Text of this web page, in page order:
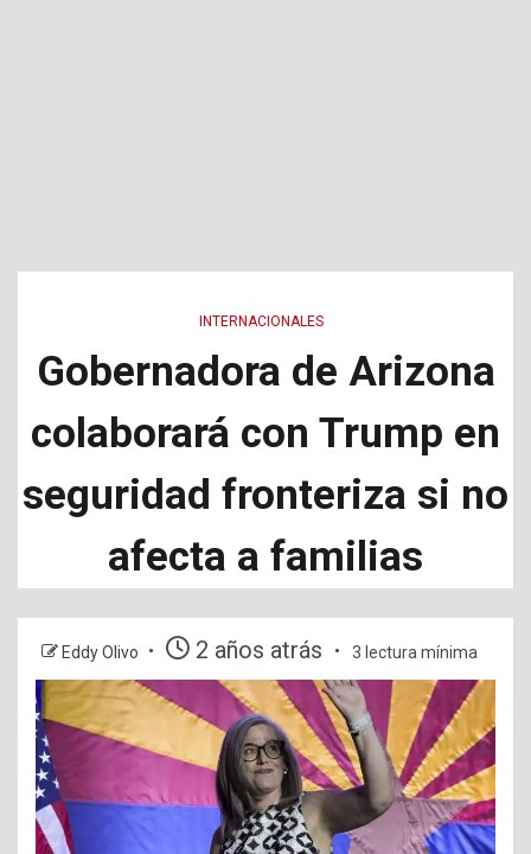
INTERNACIONALES
Gobernadora de Arizona
colaborará con Trump en
seguridad fronteriza si no
afecta a familias
Eddy Olivo 2 años atrás 3 lectura mínima